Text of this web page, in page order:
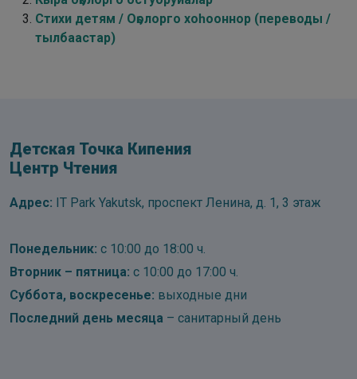
Стихи детям / Оҕолорго хоһооннор (переводы /
тылбаастар)
Детская Точка Кипения
Центр Чтения
Адрес: IT Park Yakutsk, проспект Ленина, д. 1, 3 этаж
Понедельник: с 10:00 до 18:00 ч.
Вторник – пятница: с 10:00 до 17:00 ч.
Суббота, воскресенье: выходные дни
Последний день месяца – санитарный день